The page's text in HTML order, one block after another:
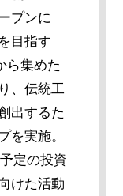
プンに
目指す
ら集めた
、伝統工
出するた
を実施。
定の投資
けた活動